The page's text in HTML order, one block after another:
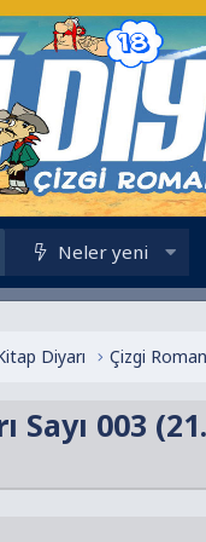
Neler yeni
Diyarı Çizgi
003